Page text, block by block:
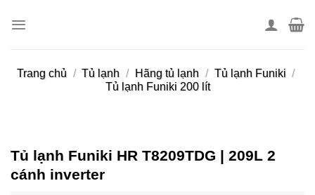
Trang chủ / Tủ lạnh / Hãng tủ lạnh / Tủ lạnh Funiki /
Tủ lạnh Funiki 200 lít
Tủ lạnh Funiki HR T8209TDG | 209L 2
cánh inverter